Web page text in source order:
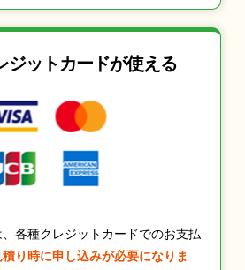
ジットカードが使える
各種クレジットカードでのお支払
積り時に申し込みが必要になりま